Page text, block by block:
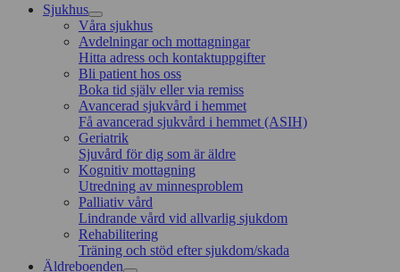
Sjukhus
Våra sjukhus
Avdelningar och mottagningar
Hitta adress och kontaktuppgifter
Bli patient hos oss
Boka tid själv eller via remiss
Avancerad sjukvård i hemmet
Få avancerad sjukvård i hemmet (ASIH)
Geriatrik
Sjuvård för dig som är äldre
Kognitiv mottagning
Utredning av minnesproblem
Palliativ vård
Lindrande vård vid allvarlig sjukdom
Rehabilitering
Träning och stöd efter sjukdom/skada
Äldreboenden